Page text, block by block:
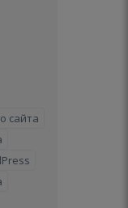
сайта